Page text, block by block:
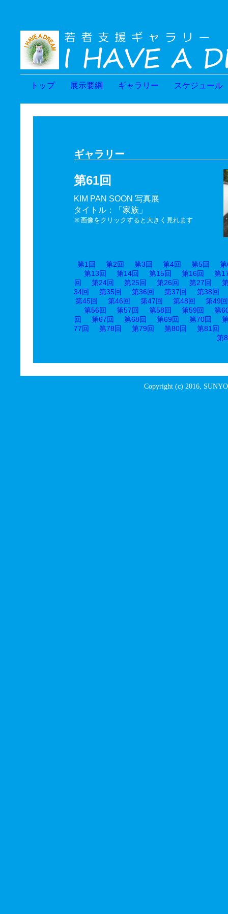
トップ 展示要綱 ギャラリー スケジュール
ギャラリー
第61回
KIM PAN SOON 写真展
タイトル：「家族」
※画像をクリックすると大きく見れます
第1回 第2回 第3回 第4回 第5回
第13回
第14回 第15回 第16回
第
回
第24回 第25回 第26回 第27回
34回
第35回 第36回 第37回
第38回
第45回
第46回 第47回 第48回
第49回
第56回
第57回 第58回 第59回
第
回
第67回 第68回 第69回 第70回
77回
第78回 第79回 第80回
第81回
第
Copyright (c) 2016,